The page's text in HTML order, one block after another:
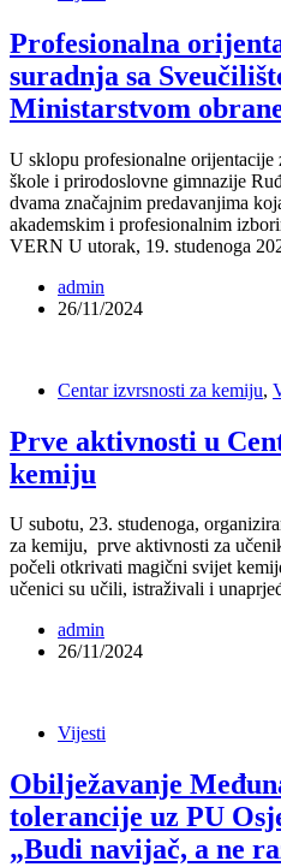
Profesionalna
suradnja sa
Ministarstvom
U sklopu profesionalne orijentacije
škole i prirodoslovne gimnazije
dvama značajnim predavanjima
akademskim i profesionalnim
VERN U utorak, 19. studenoga
admin
26/11/2024
Centar izvrsnosti za kemiju,
Prve aktivnosti u
kemiju
U subotu, 23. studenoga,
za kemiju, prve aktivnosti za
počeli otkrivati magični svijet
učenici su učili, istraživali i
admin
26/11/2024
Vijesti
Obilježavanje
tolerancije uz PU
„Budi navijač, a ne